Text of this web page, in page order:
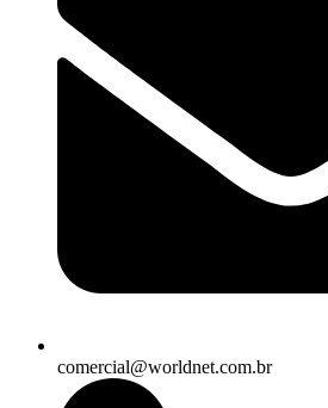
comercial@worldnet.com.br